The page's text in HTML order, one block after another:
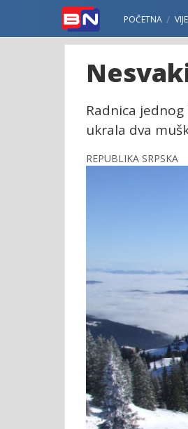
POČETNA
Radnica
ukrala dva
REPUBLIKA SRPSKA